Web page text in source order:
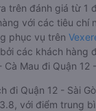
trên đánh giá từ 1
với các tiêu chí
phục vụ trên
các khách hàng
Mau đi Quận 12
đi Quận 12 - Sài
với điểm trung